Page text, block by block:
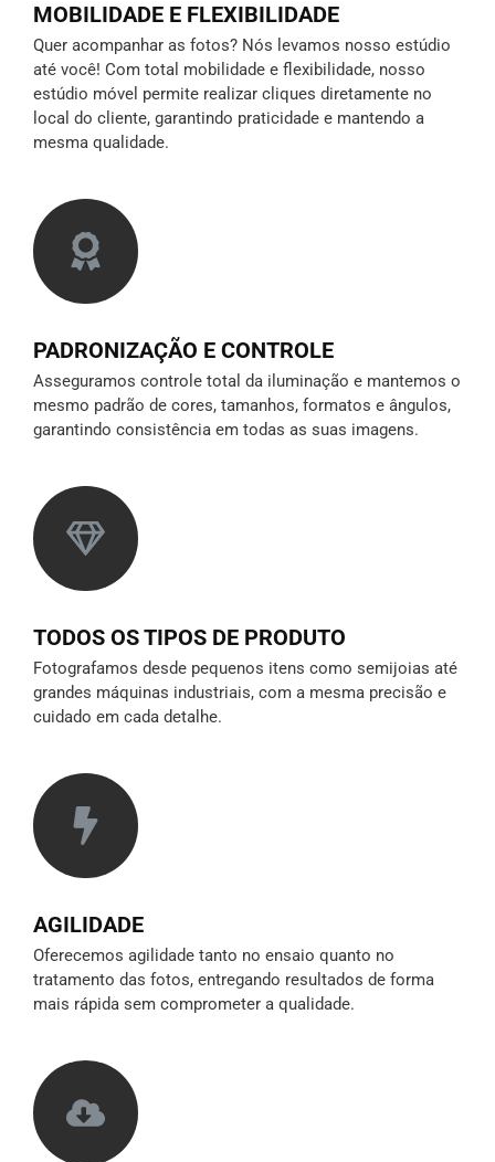
MOBILIDADE E FLEXIBILIDADE
Quer acompanhar as fotos? Nós levamos nosso estúdio
até você! Com total mobilidade e flexibilidade, nosso
estúdio móvel permite realizar cliques diretamente no
local do cliente, garantindo praticidade e mantendo a
mesma qualidade.
PADRONIZAÇÃO E CONTROLE
Asseguramos controle total da iluminação e mantemos o
mesmo padrão de cores, tamanhos, formatos e ângulos,
garantindo consistência em todas as suas imagens.
TODOS OS TIPOS DE PRODUTO
Fotografamos desde pequenos itens como semijoias até
grandes máquinas industriais, com a mesma precisão e
cuidado em cada detalhe.
AGILIDADE
Oferecemos agilidade tanto no ensaio quanto no
tratamento das fotos, entregando resultados de forma
mais rápida sem comprometer a qualidade.